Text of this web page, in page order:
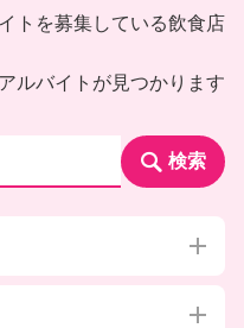
トを募集している飲食店
ルバイトが見つかります
検索